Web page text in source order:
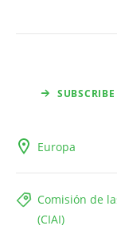
Europa
Comisión de
(CIAI)